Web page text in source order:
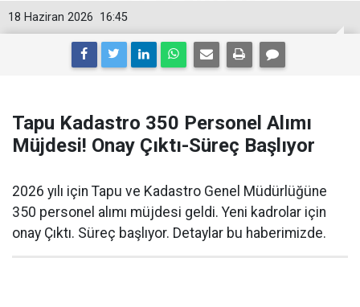
16:45
18 Haziran 2026
Tapu Kadastro 350 Personel Alımı
Müjdesi! Onay Çıktı-Süreç Başlıyor
2026 yılı için Tapu ve Kadastro Genel Müdürlüğüne
350 personel alımı müjdesi geldi. Yeni kadrolar için
onay Çıktı. Süreç başlıyor. Detaylar bu haberimizde.